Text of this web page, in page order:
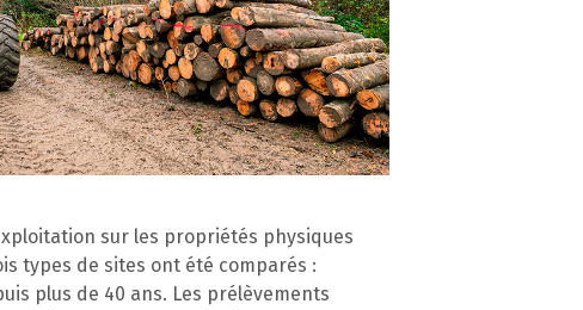
sur les propriétés physiques
types de sites ont été comparés :
plus de 40 ans. Les prélèvements